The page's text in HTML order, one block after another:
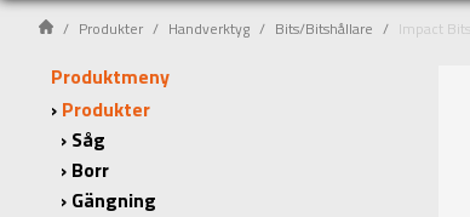
Produkter Handverktyg Bits/Bitshållare Impact
Produktmeny
Produkter
Såg
Borr
Gängning